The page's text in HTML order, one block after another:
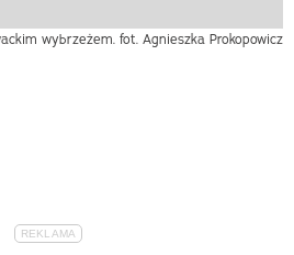
wybrzeżem. fot. Agnieszka Prokopowicz